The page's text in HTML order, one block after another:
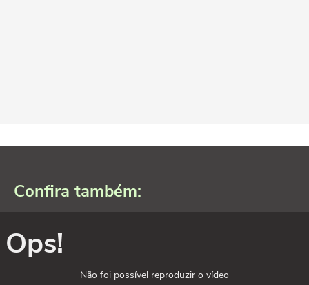
Confira também:
Ops!
Não foi possível reproduzir o vídeo